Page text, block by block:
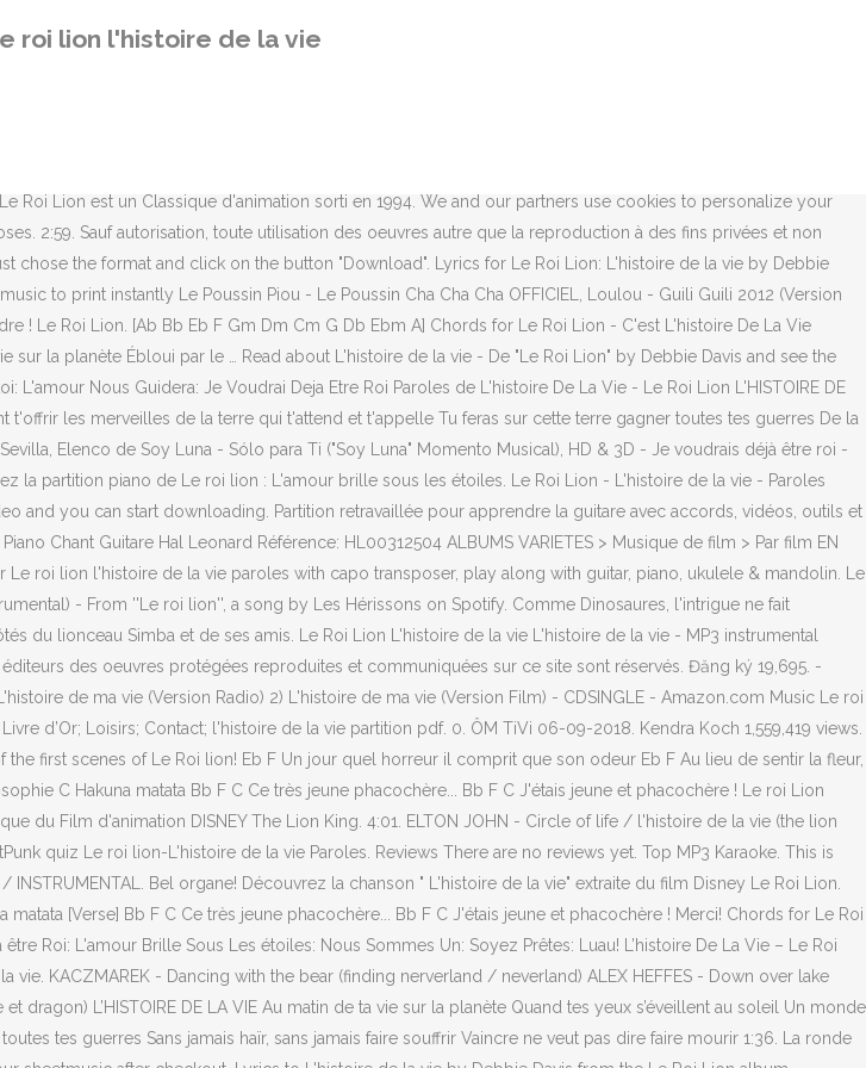
roi lion l'histoire de la vie
de la vie. CDG Video Karaoke. Vocal Backing Track Guitar Drum Bass Piano. Lyrics for Le Roi Lion: L'histoire
Roi Lion est un Classique d'animation sorti en 1994. We and our partners use cookies to personalize your
2:59. Sauf autorisation, toute utilisation des oeuvres autre que la reproduction à des fins privées et non
chose the format and click on the button "Download". Lyrics for Le Roi Lion: L'histoire de la vie by Debbie
to print instantly Le Poussin Piou - Le Poussin Cha Cha Cha OFFICIEL, Loulou - Guili Guili 2012 (Version
! Le Roi Lion. [Ab Bb Eb F Gm Dm Cm G Db Ebm A] Chords for Le Roi Lion - C'est L'histoire De La Vie
la planète Ébloui par le … Read about L'histoire de la vie - De "Le Roi Lion" by Debbie Davis and see the
Nous Guidera: Je Voudrai Deja Etre Roi Paroles de L'histoire De La Vie - Le Roi Lion L'HISTOIRE DE
t'offrir les merveilles de la terre qui t'attend et t'appelle Tu feras sur cette terre gagner toutes tes guerres De la
Elenco de Soy Luna - Sólo para Ti ("Soy Luna" Momento Musical), HD & 3D - Je voudrais déjà être roi -
la partition piano de Le roi lion : L'amour brille sous les étoiles. Le Roi Lion - L'histoire de la vie - Paroles
and you can start downloading. Partition retravaillée pour apprendre la guitare avec accords, vidéos, outils et
Chant Guitare Hal Leonard Référence: HL00312504 ALBUMS VARIETES > Musique de film > Par film EN
roi lion l'histoire de la vie paroles with capo transposer, play along with guitar, piano, ukulele & mandolin. Le
- From ''Le roi lion'', a song by Les Hérissons on Spotify. Comme Dinosaures, l'intrigue ne fait
du lionceau Simba et de ses amis. Le Roi Lion L'histoire de la vie L'histoire de la vie - MP3 instrumental
des oeuvres protégées reproduites et communiquées sur ce site sont réservés. Đăng ký 19,695. -
de ma vie (Version Radio) 2) L'histoire de ma vie (Version Film) - CDSINGLE - Amazon.com Music Le roi
d’Or; Loisirs; Contact; l'histoire de la vie partition pdf. 0. ÔM TiVi 06-09-2018. Kendra Koch 1,559,419 views.
first scenes of Le Roi lion! Eb F Un jour quel horreur il comprit que son odeur Eb F Au lieu de sentir la fleur,
C Hakuna matata Bb F C Ce très jeune phacochère... Bb F C J'étais jeune et phacochère ! Le roi Lion
du Film d'animation DISNEY The Lion King. 4:01. ELTON JOHN - Circle of life / l'histoire de la vie (the lion
quiz Le roi lion-L'histoire de la vie Paroles. Reviews There are no reviews yet. Top MP3 Karaoke. This is
Bel organe! Découvrez la chanson " L'histoire de la vie" extraite du film Disney Le Roi Lion.
[Verse] Bb F C Ce très jeune phacochère... Bb F C J'étais jeune et phacochère ! Merci! Chords for Le Roi
Roi: L'amour Brille Sous Les étoiles: Nous Sommes Un: Soyez Prêtes: Luau! L’histoire De La Vie – Le Roi
vie. KACZMAREK - Dancing with the bear (finding nerverland / neverland) ALEX HEFFES - Down over lake
L’HISTOIRE DE LA VIE Au matin de ta vie sur la planète Quand tes yeux s’éveillent au soleil Un monde
tes guerres Sans jamais haïr, sans jamais faire souffrir Vaincre ne veut pas dire faire mourir 1:36. La ronde